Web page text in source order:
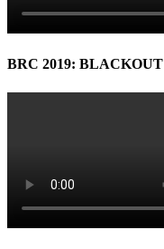
BRC 2019: BLACKOUT